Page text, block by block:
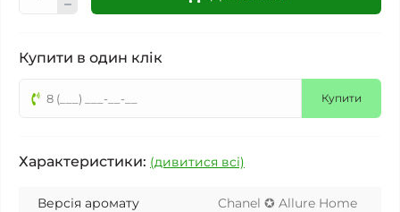
Купити в один клік
Купити
Характеристики: (дивитися всі)
Версія аромату
Chanel ✪ Allure Home